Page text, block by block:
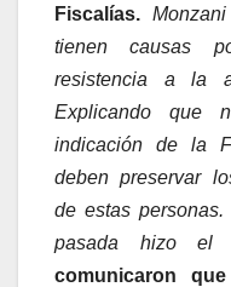
Fiscalías.
tienen causas
resistencia a la
Explicando que
indicación de la
deben preservar
de estas
pasada hizo el
comunicaron